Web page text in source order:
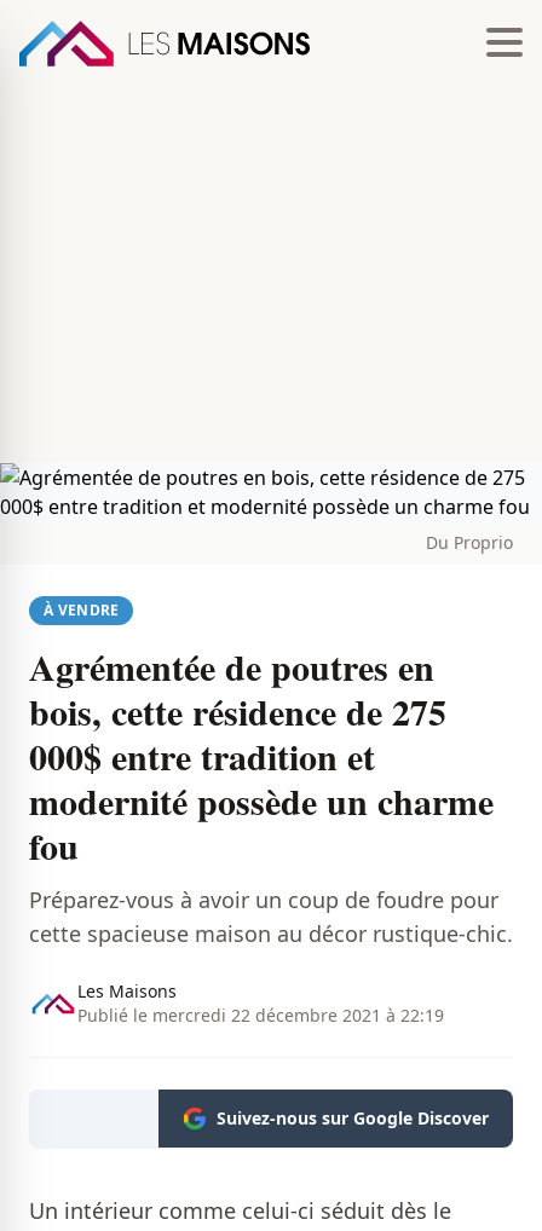
Du Proprio
À VENDRE
Agrémentée de poutres en
bois, cette résidence de 275
000$ entre tradition et
modernité possède un charme
fou
Préparez-vous à avoir un coup de foudre pour
cette spacieuse maison au décor rustique-chic.
Les Maisons
Publié le mercredi 22 décembre 2021 à 22:19
Suivez-nous sur Google Discover
Un intérieur comme celui-ci séduit dès le